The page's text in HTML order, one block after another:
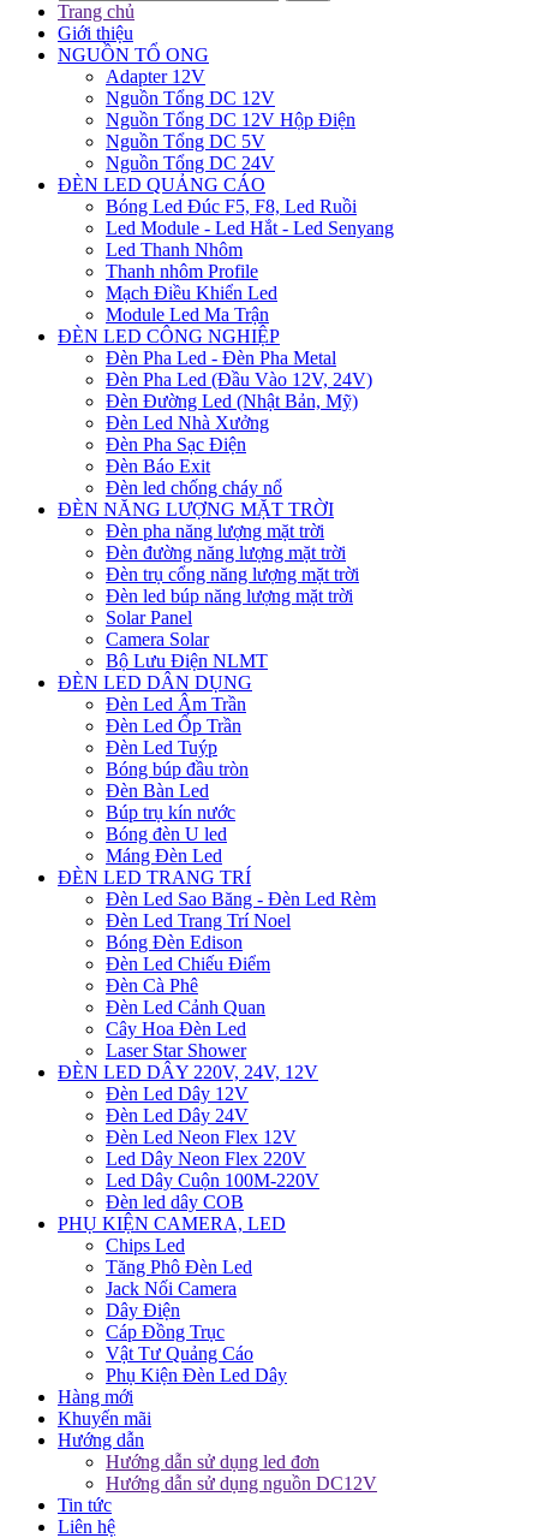
Trang chủ
Giới thiệu
NGUỒN TỔ ONG
Adapter 12V
Nguồn Tổng DC 12V
Nguồn Tổng DC 12V Hộp Điện
Nguồn Tổng DC 5V
Nguồn Tổng DC 24V
ĐÈN LED QUẢNG CÁO
Bóng Led Đúc F5, F8, Led Ruồi
Led Module - Led Hắt - Led Senyang
Led Thanh Nhôm
Thanh nhôm Profile
Mạch Điều Khiển Led
Module Led Ma Trận
ĐÈN LED CÔNG NGHIỆP
Đèn Pha Led - Đèn Pha Metal
Đèn Pha Led (Đầu Vào 12V, 24V)
Đèn Đường Led (Nhật Bản, Mỹ)
Đèn Led Nhà Xưởng
Đèn Pha Sạc Điện
Đèn Báo Exit
Đèn led chống cháy nổ
ĐÈN NĂNG LƯỢNG MẶT TRỜI
Đèn pha năng lượng mặt trời
Đèn đường năng lượng mặt trời
Đèn trụ cổng năng lượng mặt trời
Đèn led búp năng lượng mặt trời
Solar Panel
Camera Solar
Bộ Lưu Điện NLMT
ĐÈN LED DÂN DỤNG
Đèn Led Âm Trần
Đèn Led Ốp Trần
Đèn Led Tuýp
Bóng búp đầu tròn
Đèn Bàn Led
Búp trụ kín nước
Bóng đèn U led
Máng Đèn Led
ĐÈN LED TRANG TRÍ
Đèn Led Sao Băng - Đèn Led Rèm
Đèn Led Trang Trí Noel
Bóng Đèn Edison
Đèn Led Chiếu Điểm
Đèn Cà Phê
Đèn Led Cảnh Quan
Cây Hoa Đèn Led
Laser Star Shower
ĐÈN LED DÂY 220V, 24V, 12V
Đèn Led Dây 12V
Đèn Led Dây 24V
Đèn Led Neon Flex 12V
Led Dây Neon Flex 220V
Led Dây Cuộn 100M-220V
Đèn led dây COB
PHỤ KIỆN CAMERA, LED
Chips Led
Tăng Phô Đèn Led
Jack Nối Camera
Dây Điện
Cáp Đồng Trục
Vật Tư Quảng Cáo
Phụ Kiện Đèn Led Dây
Hàng mới
Khuyến mãi
Hướng dẫn
Hướng dẫn sử dụng led đơn
Hướng dẫn sử dụng nguồn DC12V
Tin tức
Liên hệ